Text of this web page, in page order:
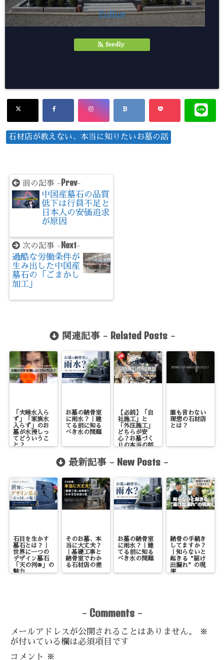
Follow
feedly
石材店が教えない、本当に知りたいお墓の話
前の記事 -Prev-
中国産墓石の品質
低下は行員不足と
日本人の安価追求
が原因
次の記事 -Next-
過酷な労働条件が
生み出した中国産
墓石の「ごまかし
加工」
関連記事 - Related Posts-
「夫婦水入ら
ず」「家族水
入らず」のお
墓が水浸しっ
てどういうこ
と？
お墓の納骨室
に雨水？｜建
てる前に知る
べき水の問題
【必読】「自
社施工」と
「外注施工」
どちらが安
心？お墓づく
りの本当の話
誰も言わない
理想の石材店
とは？
最新記事 - New Posts -
石目を生かす
墓石とは？｜
世界に一つの
デザイン墓石
「天の河®」の
魅力
そのお墓、本
当に大丈夫？
｜基礎工事と
納骨室でわか
る石材店の差
お墓の納骨室
に雨水？｜建
てる前に知る
べき水の問題
納骨の手続き
してますか？
｜知らないと
起きる“届け
出漏れ”の現
実
- Comments -
メールアドレスが公開されることはありません。
※
が付いている欄は必須項目です
コメント
※